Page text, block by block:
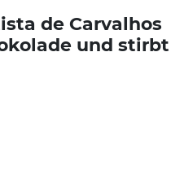
de Carvalhos
und stirbt